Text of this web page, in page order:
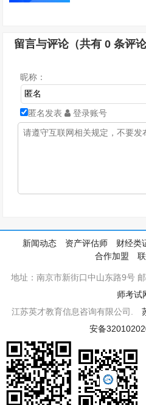
留言与评论（共有0 条评论
昵称：
匿名发表 登录账号
新闻动态 资产评估师 财经类
合作加盟
地址：南京市新街口中山东路9号
师考试
江苏英才教育信息咨询有限公司.
安备